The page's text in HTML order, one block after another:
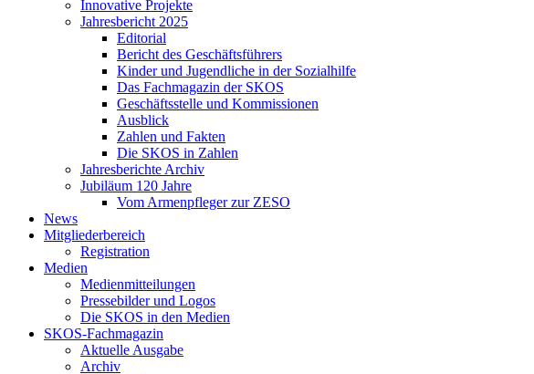
Innovative Projekte
Jahresbericht 2025
Editorial
Bericht des Geschäftsführers
Kinder und Jugendliche in der Sozialhilfe
Das Fachmagazin der SKOS
Geschäftsstelle und Kommissionen
Ausblick
Zahlen und Fakten
Die SKOS in Zahlen
Jahresberichte Archiv
Jubiläum 120 Jahre
Vom Armenpfleger zur ZESO
News
Mitgliederbereich
Registration
Medien
Medienmitteilungen
Pressebilder und Logos
Die SKOS in den Medien
SKOS-Fachmagazin
Aktuelle Ausgabe
Archiv